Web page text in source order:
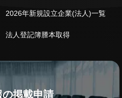
2026年新規設立企業(法人)一覧
法人登記簿謄本取得
掲載申請